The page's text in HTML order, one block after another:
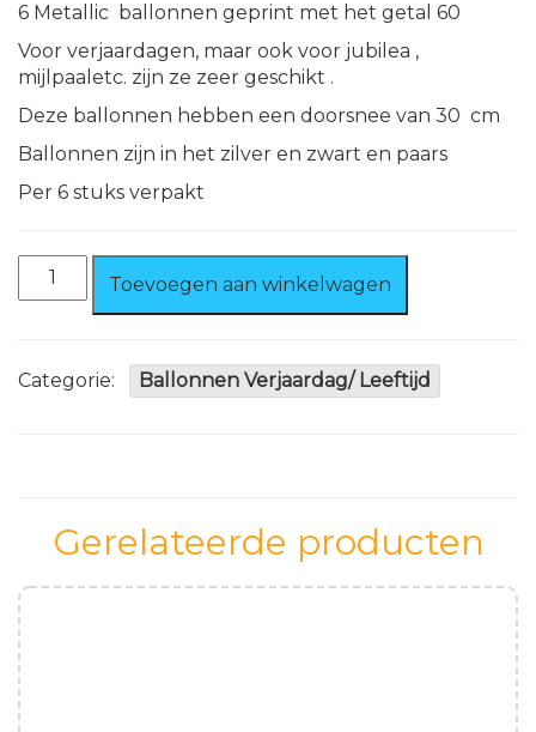
6 Metallic ballonnen geprint met het getal 60
Voor verjaardagen, maar ook voor jubilea ,
mijlpaaletc. zijn ze zeer geschikt .
Deze ballonnen hebben een doorsnee van 30 cm
Ballonnen zijn in het zilver en zwart en paars
Per 6 stuks verpakt
Ballonnen
Zilver/
Paars
Toevoegen aan winkelwagen
Categorie: Ballonnen Verjaardag/ Leeftijd
Gerelateerde producten